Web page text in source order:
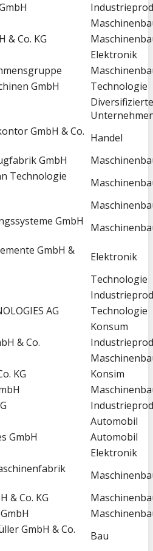
& Co. KG
Elektronik
GmbH
Technologie
Diversifizierte
GmbH & Co. Handel
GmbH
Technologie
GmbH
GmbH &
Elektronik
Technologie
AG
Technologie
Konsum
& Co.
KG
Konsim
Automobil
GmbH
Automobil
Elektronik
& Co. KG
GmbH & Co.
Bau